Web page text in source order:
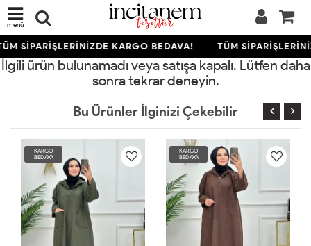
menü
SİPARİŞLERİNİZDE KARGO BEDAVA! TÜM
İlgili ürün bulunamadı veya satışa kapalı. Lütfen daha
sonra tekrar deneyin.
Bu Ürünler İlginizi Çekebilir
KARGO
BEDAVA
KARGO
BEDAVA